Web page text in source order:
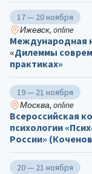
17 — 20 ноября
Ижевск, online
Международная
«Дилеммы
практиках»
19 — 21 ноября
Москва, online
Всероссийская
психологии
России»
20 — 21 ноября